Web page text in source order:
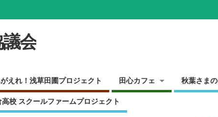
会
えれ！浅草田圃プロジェクト 田心カフェ 秋葉さま
校 スクールファームプロジェクト